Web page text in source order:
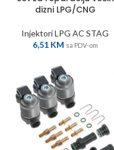
dizni LPG/CNG
Injektori LPG AC STAG
6,51 KM sa PDV-om